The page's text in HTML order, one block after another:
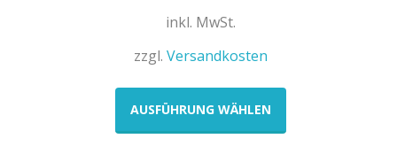
inkl. MwSt.
zzgl. Versandkosten
AUSFÜHRUNG WÄHLEN
Dieses